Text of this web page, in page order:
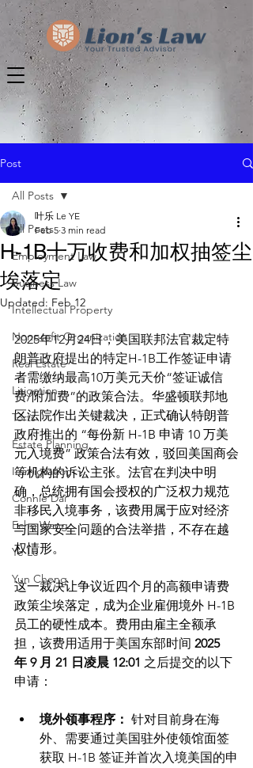
Post
All Posts
Employment Law
Business Law
Intellectual Property
Nonprofit Organization
Real Estate
Litigation
Torts
Estate Planning
Immigration
Connie Dai
Echo Wang
Ye Le
Yun Cheng
All Posts
H-1B十万收费和加权抽签尘
埃落定
叶乐 Le YE
Feb 5 3 min read
Updated: Feb 12
2025年12月24日，美国联邦法官裁定特
朗普政府提出的特定H-1B工作签证申请
者需缴纳最高10万美元天价“签证诚信
费/附加费”的政策合法。 华盛顿联邦地
区法院作出关键裁决，正式确认特朗普
政府推出的 “每份新 H-1B 申请 10 万美
元入境费” 政策合法有效，驳回美国商会
等机构的诉讼主张。法官在判决中明
确，总统拥有国会授权的广泛权力规范
非移民入境事务，该费用属于应对经济
与国家安全问题的合法举措，不存在越
权情形。
这一裁决让争议近四个月的高额申请费
政策尘埃落定，成为企业雇佣境外 H-1B
员工的硬性成本。费用由雇主全额承
担， 该费用适用于美国东部时间 2025
年 9 月 21 日凌晨 12:01 之后提交的以下
申请：
境外领事程序： 针对目前身在海
外、需要通过美国驻外使领馆面签
获取 H-1B 签证并首次入境美国的申